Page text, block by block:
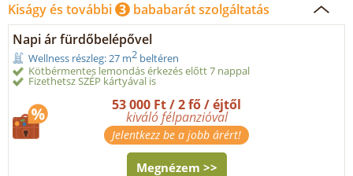
Kiságy és további 3 bababarát szolgáltatás
Napi ár fürdőbelépővel
Wellness részleg: 27 m2 beltéren
Kötbérmentes lemondás érkezés előtt 7 nappal
Fizethetsz SZÉP kártyával is
53 000 Ft / 2 fő / éjtől
kiváló félpanzióval
Jelentkezz be a jobb árért!
Megnézem >>